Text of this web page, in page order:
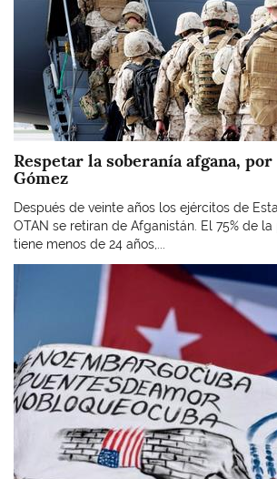
Respetar la soberanía afgana, por
Gómez
Después de veinte años los ejércitos de
OTAN se retiran de Afganistán. El 75% de
tiene menos de 24 años,...